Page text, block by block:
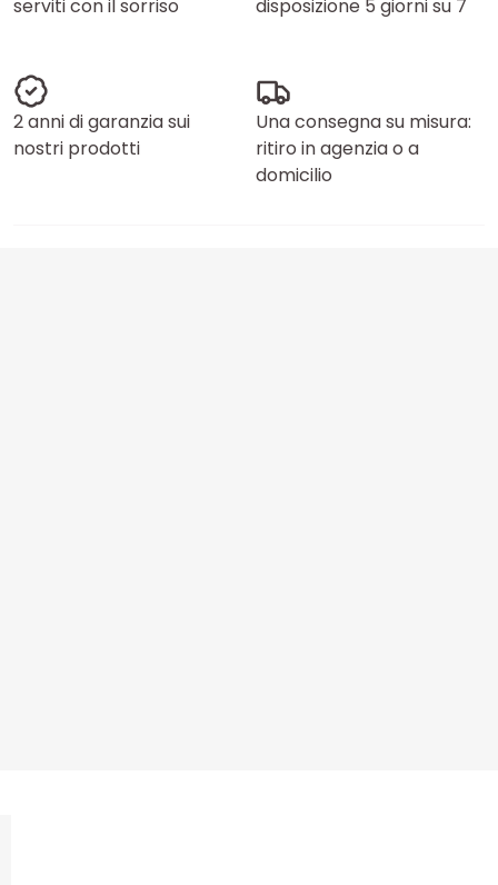
serviti con il sorriso
disposizione 5 giorni su 7
2 anni di garanzia sui
nostri prodotti
Una consegna su misura:
ritiro in agenzia o a
domicilio